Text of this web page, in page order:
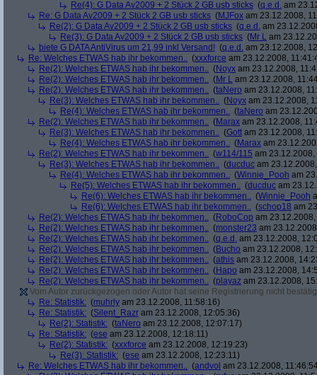
Re(4): G Data Av2009 + 2 Stück 2 GB usb sticks (q.e.d. am
Re: G Data Av2009 + 2 Stück 2 GB usb sticks (MJFox am 23.12.2008,
Re(2): G Data Av2009 + 2 Stück 2 GB usb sticks (q.e.d. am
Re(3): G Data Av2009 + 2 Stück 2 GB usb sticks (Mr L am
biete G DATA AntiVirus um 21,99 inkl Versand! (q.e.d. am 23.12.2008,
Re: Welches ETWAS hab ihr bekommen.. (xxxforce am 23.12.2008,
Re(2): Welches ETWAS hab ihr bekommen.. (Noyx am 23.12.2008,
Re(2): Welches ETWAS hab ihr bekommen.. (Mr L am 23.12.2008,
Re(2): Welches ETWAS hab ihr bekommen.. (taNero am 23.12.2008,
Re(3): Welches ETWAS hab ihr bekommen.. (Noyx am 23.12.2008,
Re(4): Welches ETWAS hab ihr bekommen.. (taNero am
Re(2): Welches ETWAS hab ihr bekommen.. (Marax am 23.12.2008,
Re(3): Welches ETWAS hab ihr bekommen.. (Gott am 23.12.2008,
Re(4): Welches ETWAS hab ihr bekommen.. (Marax am
Re(2): Welches ETWAS hab ihr bekommen.. (w114/115 am 23.12.2008,
Re(3): Welches ETWAS hab ihr bekommen.. (ducduc am
Re(4): Welches ETWAS hab ihr bekommen.. (Winnie_Pooh am
Re(5): Welches ETWAS hab ihr bekommen.. (ducduc am
Re(6): Welches ETWAS hab ihr bekommen.. (Winnie_Pooh
Re(6): Welches ETWAS hab ihr bekommen.. (schop18 am
Re(2): Welches ETWAS hab ihr bekommen.. (RoboCop am
Re(2): Welches ETWAS hab ihr bekommen.. (monster23 am
Re(2): Welches ETWAS hab ihr bekommen.. (q.e.d. am 23.12.2008,
Re(2): Welches ETWAS hab ihr bekommen.. (Bucho am 23.12.2008,
Re(2): Welches ETWAS hab ihr bekommen.. (athis am 23.12.2008,
Re(2): Welches ETWAS hab ihr bekommen.. (Hapo am 23.12.2008,
Re(2): Welches ETWAS hab ihr bekommen.. (playaz am 23.12.2008,
Vom Autor zurückgezogen oder Autor hat seine Registrierung nicht
Re: Statistik: (muhrly am 23.12.2008, 11:58:16)
Re: Statistik: (Silent_Razr am 23.12.2008, 12:05:36)
Re(2): Statistik: (taNero am 23.12.2008, 12:07:17)
Re: Statistik: (ese am 23.12.2008, 12:18:11)
Re(2): Statistik: (xxxforce am 23.12.2008, 12:19:23)
Re(3): Statistik: (ese am 23.12.2008, 12:23:11)
Re: Welches ETWAS hab ihr bekommen.. (andvol am 23.12.2008,